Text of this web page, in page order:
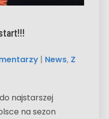
| News, Z
najstarszej
na sezon